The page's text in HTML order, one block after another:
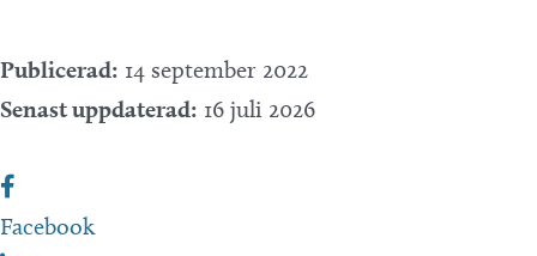
Publicerad: 14 september 2022
Senast uppdaterad: 16 juli 2026
Facebook